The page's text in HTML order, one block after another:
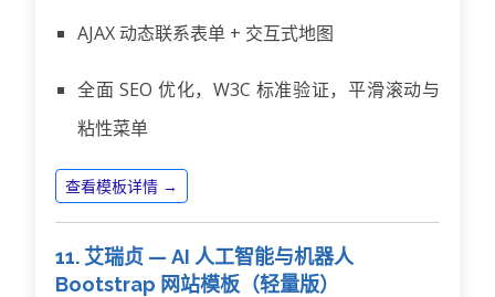
AJAX 动态联系表单 + 交互式地图
全面 SEO 优化，W3C 标准验证，平滑滚动与
粘性菜单
查看模板详情 →
11. 艾瑞贞 — AI 人工智能与机器人
Bootstrap 网站模板（轻量版）